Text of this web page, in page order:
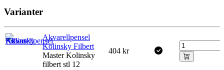
Varianter
Akvarellpensel
Kolinsky Filbert
Master Kolinsky
filbert stl 12
404 kr